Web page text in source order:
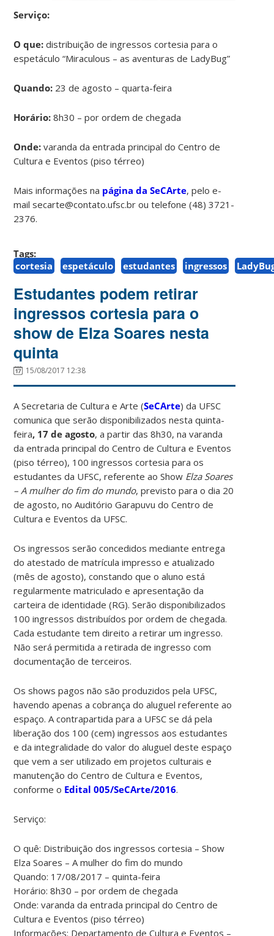
Serviço:
O que: distribuição de ingressos cortesia para o
espetáculo “Miraculous – as aventuras de LadyBug”
Quando: 23 de agosto – quarta-feira
Horário: 8h30 – por ordem de chegada
Onde: varanda da entrada principal do Centro de
Cultura e Eventos (piso térreo)
Mais informações na página da SeCArte, pelo e-
mail secarte@contato.ufsc.br ou telefone (48) 3721-
2376.
Tags:
cortesia
espetáculo estudantes ingressos
Estudantes podem retirar
ingressos cortesia para o
show de Elza Soares nesta
quinta
15/08/2017 12:38
A Secretaria de Cultura e Arte (SeCArte) da UFSC
comunica que serão disponibilizados nesta quinta-
feira, 17 de agosto, a partir das 8h30, na varanda
da entrada principal do Centro de Cultura e Eventos
(piso térreo), 100 ingressos cortesia para os
estudantes da UFSC, referente ao Show Elza Soares
– A mulher do fim do mundo, previsto para o dia 20
de agosto, no Auditório Garapuvu do Centro de
Cultura e Eventos da UFSC.
Os ingressos serão concedidos mediante entrega
do atestado de matrícula impresso e atualizado
(mês de agosto), constando que o aluno está
regularmente matriculado e apresentação da
carteira de identidade (RG). Serão disponibilizados
100 ingressos distribuídos por ordem de chegada.
Cada estudante tem direito a retirar um ingresso.
Não será permitida a retirada de ingresso com
documentação de terceiros.
Os shows pagos não são produzidos pela UFSC,
havendo apenas a cobrança do aluguel referente ao
espaço. A contrapartida para a UFSC se dá pela
liberação dos 100 (cem) ingressos aos estudantes
e da integralidade do valor do aluguel deste espaço
que vem a ser utilizado em projetos culturais e
manutenção do Centro de Cultura e Eventos,
conforme o Edital 005/SeCArte/2016.
Serviço:
O quê: Distribuição dos ingressos cortesia – Show
Elza Soares – A mulher do fim do mundo
Quando: 17/08/2017 – quinta-feira
Horário: 8h30 – por ordem de chegada
Onde: varanda da entrada principal do Centro de
Cultura e Eventos (piso térreo)
Informações: Departamento de Cultura e Eventos –